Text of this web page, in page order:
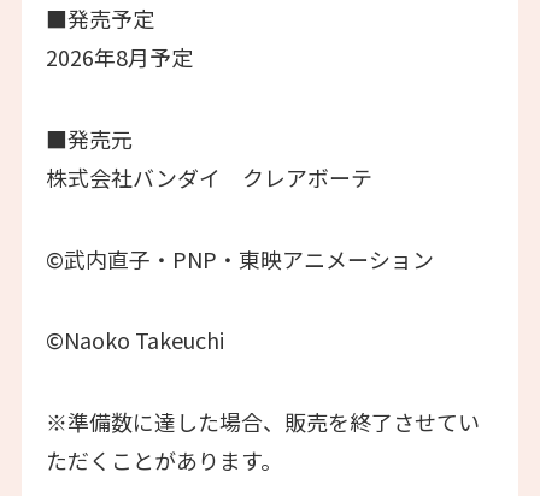
■発売予定
2026年8月予定
■発売元
株式会社バンダイ クレアボーテ
©武内直子・PNP・東映アニメーション
©Naoko Takeuchi
※準備数に達した場合、販売を終了させてい
ただくことがあります。